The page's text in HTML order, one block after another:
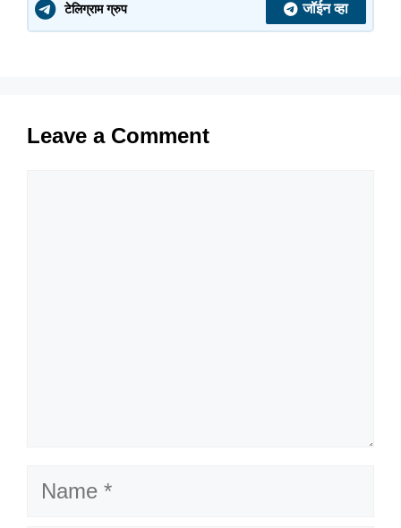
टेलिग्राम ग्रुप जॉईन व्हा
Leave a Comment
Name